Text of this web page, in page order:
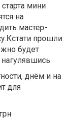
мини
на
мастер-
прошли
будет
днём и на
для